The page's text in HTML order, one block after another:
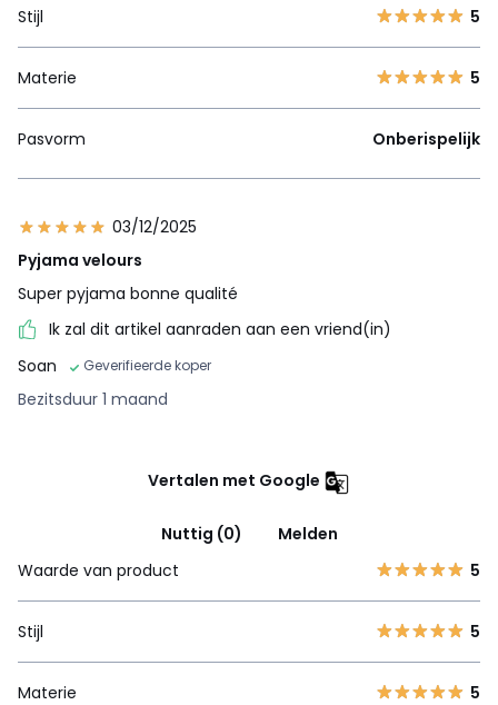
Stijl 5
Materie 5
Pasvorm Onberispelijk
03/12/2025
Pyjama velours
Super pyjama bonne qualité
Ik zal dit artikel aanraden aan een vriend(in)
Soan
Geverifieerde koper
Bezitsduur 1 maand
Vertalen met Google
Nuttig (0)
Melden
Waarde van product
5
Stijl 5
Materie 5